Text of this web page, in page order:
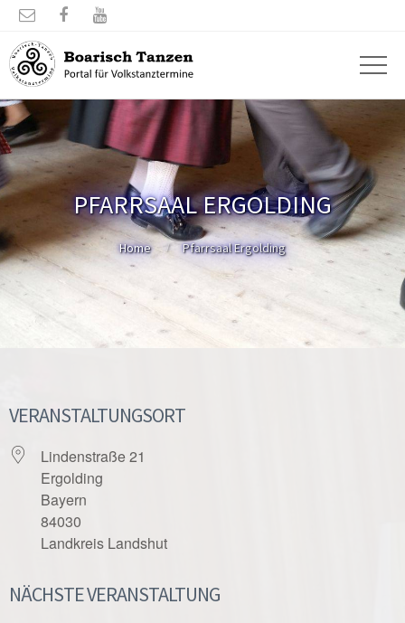
  
PFARRSAAL ERGOLDING
Home Pfarrsaal Ergolding
VERANSTALTUNGSORT
Lindenstraße 21
Ergolding
Bayern
84030
Landkreis Landshut
NÄCHSTE VERANSTALTUNG